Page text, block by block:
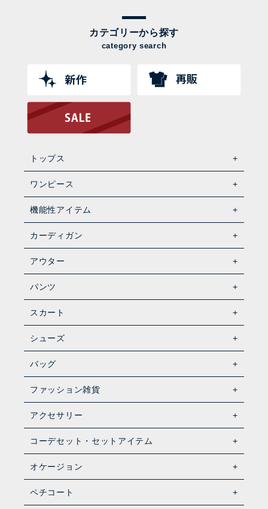
カテゴリーから探す
category search
トップス
ワンピース
機能性アイテム
カーディガン
アウター
パンツ
スカート
シューズ
バッグ
ファッション雑貨
アクセサリー
コーデセット・セットアイテム
オケージョン
ペチコート